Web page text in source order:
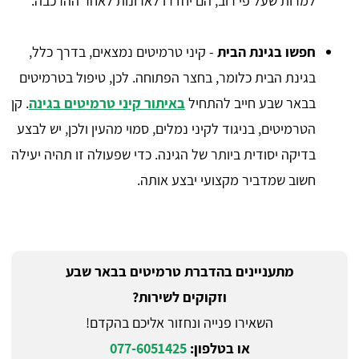
חפשו בגינת הבית - קיני טרמיטים נמצאים, בדרך כלל,
בגינת הבית כלומר, בחצר הפתוחה. לכן, טיפול בטרמיטים
בבאר שבע חייב להתחילבאיתור קיני טרמיטים בגינה. קן
הטרמיטים, בניגוד לקיני נמלים, סמוי מהעין ולכן, יש לבצע
בדיקה יסודית ביותר של הגינה. כדי שפעולה זו תהיה יעילה
חשוב שמדביר מקצועי יבצע אותה.
מתעניינים בהדברת טרמיטים בבאר שבע
וזקוקים לשירות?
השאירו פנייה ונחזור אליכם בהקדם!
או בטלפון:077-6051425